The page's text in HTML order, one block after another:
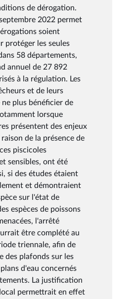
de dérogation.
2022 permet
soient
protéger les seules
58 départements,
annuel de 27 892
à la régulation. Les
et de leurs
plus bénéficier de
lorsque
présentent des enjeux
de la présence de
piscicoles
sensibles, ont été
si des études étaient
et démontraient
sur l'état de
espèces de poissons
l'arrêté
être complété au
triennale, afin de
des plafonds sur les
d'eau concernés
La justification
permettrait en effet